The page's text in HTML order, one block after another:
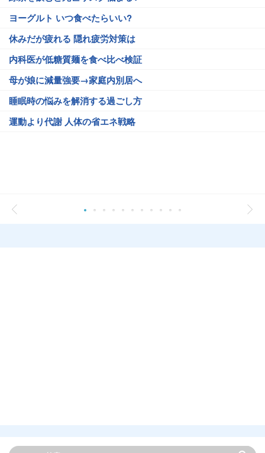
ヨーグルト いつ食べたらいい?
休みだが疲れる 隠れ疲労対策は
内科医が低糖質麺を食べ比べ検証
母が娘に減量強要→家庭内別居へ
睡眠時の悩みを解消する過ごし方
運動より代謝 人体の省エネ戦略